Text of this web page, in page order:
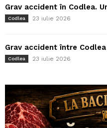
Grav accident în Codlea.
Codlea 23 iulie 2026
Grav accident între
Codlea 23 iulie 2026